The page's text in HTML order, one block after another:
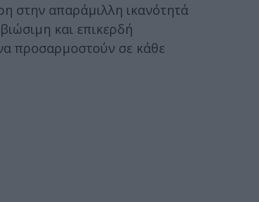
στην απαράμιλλη ικανότητά
και επικερδή
προσαρμοστούν σε κάθε